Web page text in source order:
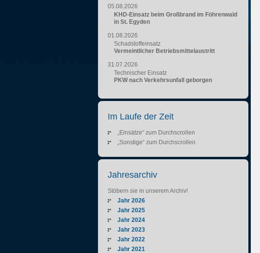
05.08.2026
KHD-Einsatz beim Großbrand im Föhrenwald
in St. Egyden
01.08.2026
Schadstoffeinsatz
Vermeintlicher Betriebsmittelaustritt
31.07.2026
Technischer Einsatz
PKW nach Verkehrsunfall geborgen
Im Laufe der Zeit
„Einsätze“ zum Durchscrollen
„Sonstige“ zum Durchscrollen
Jahresarchiv
Stöbern sie in unserem Archiv!
Jahr 2026
Jahr 2025
Jahr 2024
Jahr 2023
Jahr 2022
Jahr 2021